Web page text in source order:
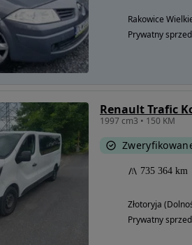
Rakowice
Prywatny
Renault Trafic
1997 cm3 • 150 KM
735 364 km
Złotoryja
Prywatny